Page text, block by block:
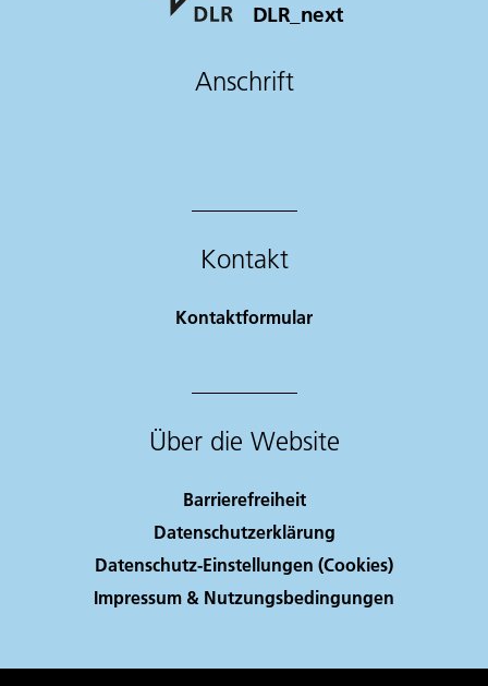
DLR_next
Anschrift
Kontakt
Kontaktformular
Über die Website
Barrierefreiheit
Datenschutzerklärung
Datenschutz-Einstellungen (Cookies)
Impressum & Nutzungsbedingungen